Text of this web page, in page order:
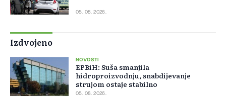
05. 08. 2026.
Izdvojeno
NOVOSTI
EPBiH: Suša smanjila
hidroproizvodnju, snabdijevanje
strujom ostaje stabilno
05. 08. 2026.